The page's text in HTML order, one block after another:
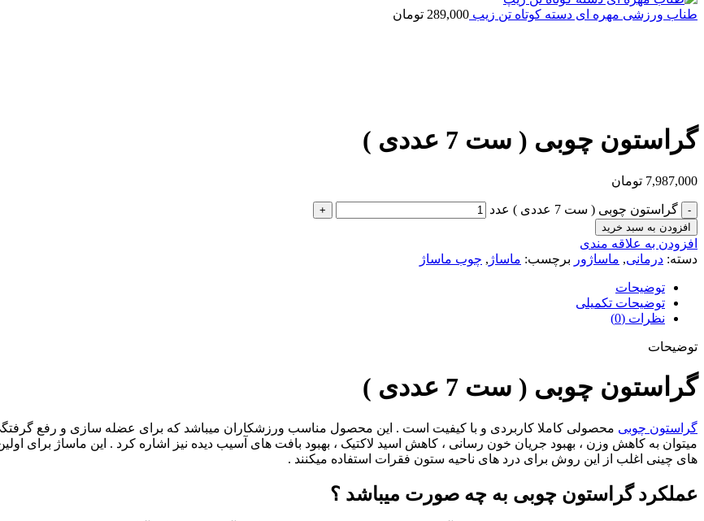
طناب ورزشی مهره ای دسته کوتاه تن زیب 289,000 تومان
گراستون چوبی ( ست 7 عددی )
7,987,000 تومان
گراستون چوبی ( ست 7 عددی ) عدد
افزودن به سبد خرید
افزودن به علاقه مندی
دسته: درمانی, ماساژور برچسب: ماساژ , چوب ماساژ
توضیحات
توضیحات تکمیلی
نظرات (0)
توضیحات
گراستون چوبی ( ست 7 عددی )
گراستون چوبی محصولی کاملا کاربردی و با کیفیت است . این محصول مناسب ورزشکاران میباشد که برای عضله سازی و رفع گرفتگی
های چینی اغلب از این روش برای درد های ناحیه ستون فقرات استفاده میکنند .
عملکرد گراستون چوبی به چه صورت میباشد ؟